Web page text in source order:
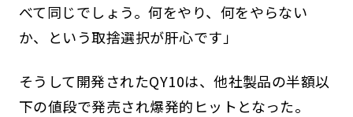
べて同じでしょう。何をやり、何をやらない
か、という取捨選択が肝心です」
そうして開発されたQY10は、他社製品の半額以
下の値段で発売され爆発的ヒットとなった。